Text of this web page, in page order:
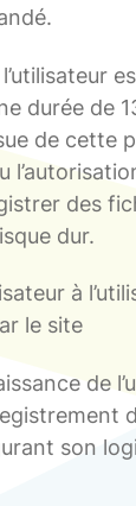
durée de
de cette
des
dur.
à
le site
de
son